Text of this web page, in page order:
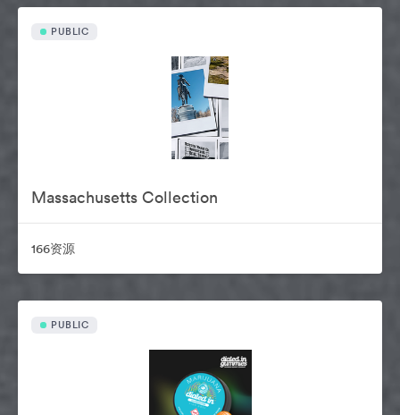
PUBLIC
Massachusetts Collection
166资源
PUBLIC